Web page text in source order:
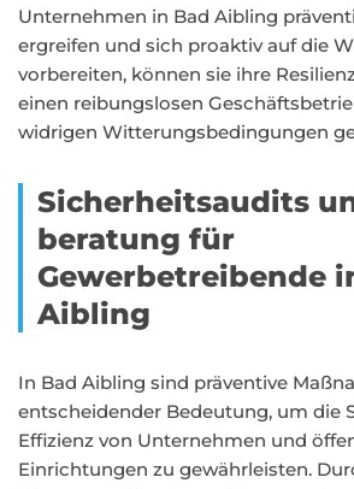
Unternehmen in Bad Aibling
ergreifen und sich proaktiv auf die
vorbereiten, können sie ihre
einen reibungslosen
widrigen Witterungsbedingungen
Sicherheitsaudits
beratung für
Gewerbetreibende
Aibling
In Bad Aibling sind präventive
entscheidender Bedeutung, um die
Effizienz von Unternehmen und
Einrichtungen zu gewährleisten.